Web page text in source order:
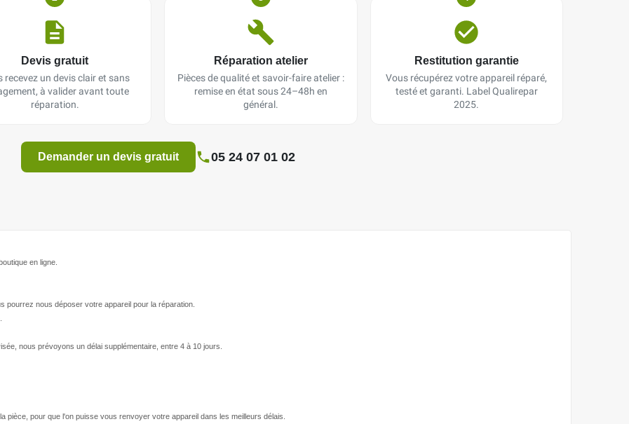
Devis gratuit
recevez un devis clair et sans
à valider avant toute
réparation.
Réparation atelier
Pièces de qualité et savoir-faire atelier :
remise en état sous 24–48h en
général.
Restitution garantie
Vous récupérez votre appareil réparé,
testé et garanti. Label Qualirepar
2025.
Demander un devis gratuit 05 24 07 01 02
en ligne.
pourrez nous déposer votre appareil pour la réparation.
nous prévoyons un délai supplémentaire, entre 4 à 10 jours.
pour que l'on puisse vous renvoyer votre appareil dans les meilleurs délais.